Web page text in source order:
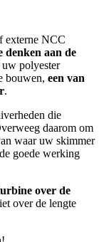
externe NCC
denken aan de
uw polyester
bouwen, een van
.
die
daarom om
waar uw skimmer
goede werking
over de
over de lengte